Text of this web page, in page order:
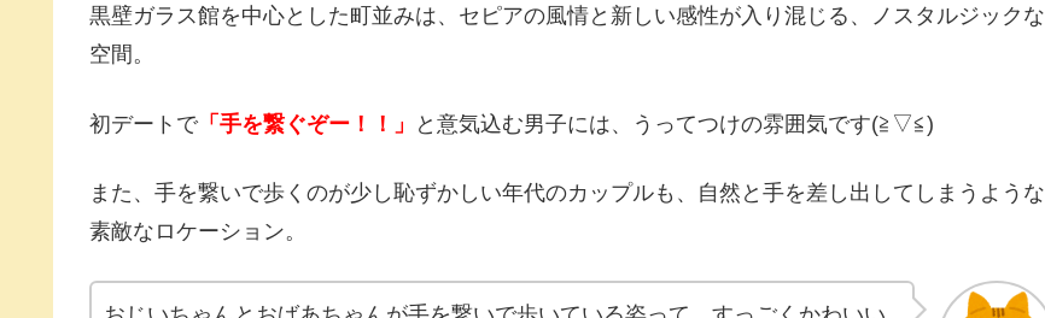
黒壁ガラス館を中心とした町並みは、セピアの風情と新しい感性が入り混じる、ノスタルジックな
空間。
初デートで「手を繋ぐぞー！！」 と意気込む男子には、うってつけの雰囲気です(≧▽≦)
また、手を繋いで歩くのが少し恥ずかしい年代のカップルも、自然と手を差し出してしまうような
素敵なロケーション。